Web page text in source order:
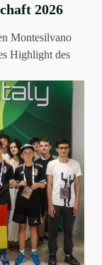
2026
Montesilvano
Highlight des